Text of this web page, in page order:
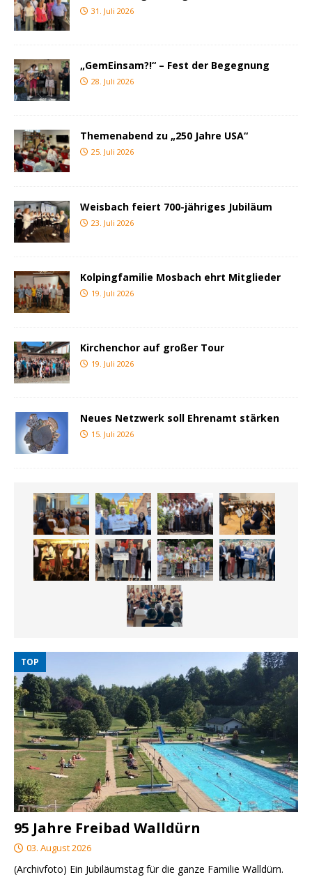
31. Juli 2026
„GemEinsam?!“ – Fest der Begegnung
28. Juli 2026
Themenabend zu „250 Jahre USA“
25. Juli 2026
Weisbach feiert 700-jähriges Jubiläum
23. Juli 2026
Kolpingfamilie Mosbach ehrt Mitglieder
19. Juli 2026
Kirchenchor auf großer Tour
19. Juli 2026
Neues Netzwerk soll Ehrenamt stärken
15. Juli 2026
TOP
95 Jahre Freibad Walldürn
03. August 2026
(Archivfoto) Ein Jubiläumstag für die ganze Familie Walldürn.